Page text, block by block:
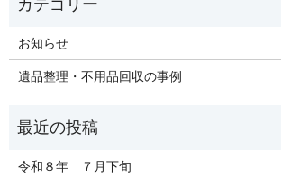
お知らせ
遺品整理・不用品回収の事例
令和８年 ７月下旬